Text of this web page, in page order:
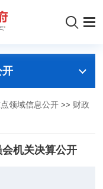
开
领域信息公开 >> 财政
机关决算公开